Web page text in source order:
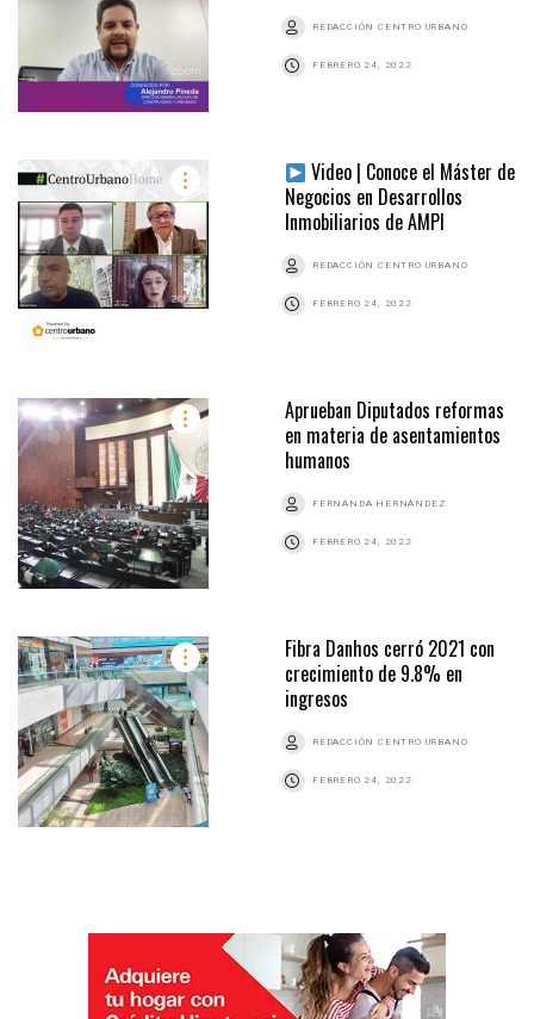
REDACCIÓN CENTRO URBANO
FEBRERO 24, 2022
Video | Conoce el Máster de
Negocios en Desarrollos
Inmobiliarios de AMPI
REDACCIÓN CENTRO URBANO
FEBRERO 24, 2022
Aprueban Diputados reformas
en materia de asentamientos
humanos
FERNANDA HERNÁNDEZ
FEBRERO 24, 2022
Fibra Danhos cerró 2021 con
crecimiento de 9.8% en
ingresos
REDACCIÓN CENTRO URBANO
FEBRERO 24, 2022